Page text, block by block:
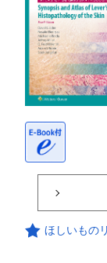
ほしいもの